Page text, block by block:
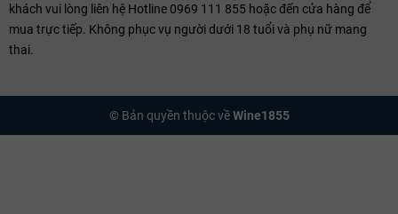
khách vui lòng liên hệ Hotline 0969 111 855 hoặc đến cửa hàng để
mua trực tiếp. Không phục vụ người dưới 18 tuổi và phụ nữ mang
thai.
© Bản quyền thuộc vềWine1855